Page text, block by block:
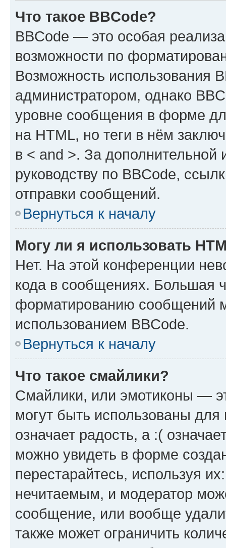
Что такое BBCode?
BBCode — это особая
возможности по
Возможность использования
администратором, однако
уровне сообщения в форме
на HTML, но теги в нём
в < and >. За
руководству по BBCode,
отправки сообщений.
Вернуться к началу
Могу ли я использовать
Нет. На этой конференции
кода в сообщениях. Большая
форматированию сообщений
использованием BBCode.
Вернуться к началу
Что такое смайлики?
Смайлики, или эмотиконы —
могут быть использованы
означает радость, а :(
можно увидеть в форме
перестарайтесь, используя
нечитаемым, и модератор
сообщение, или вообще
также может ограничить